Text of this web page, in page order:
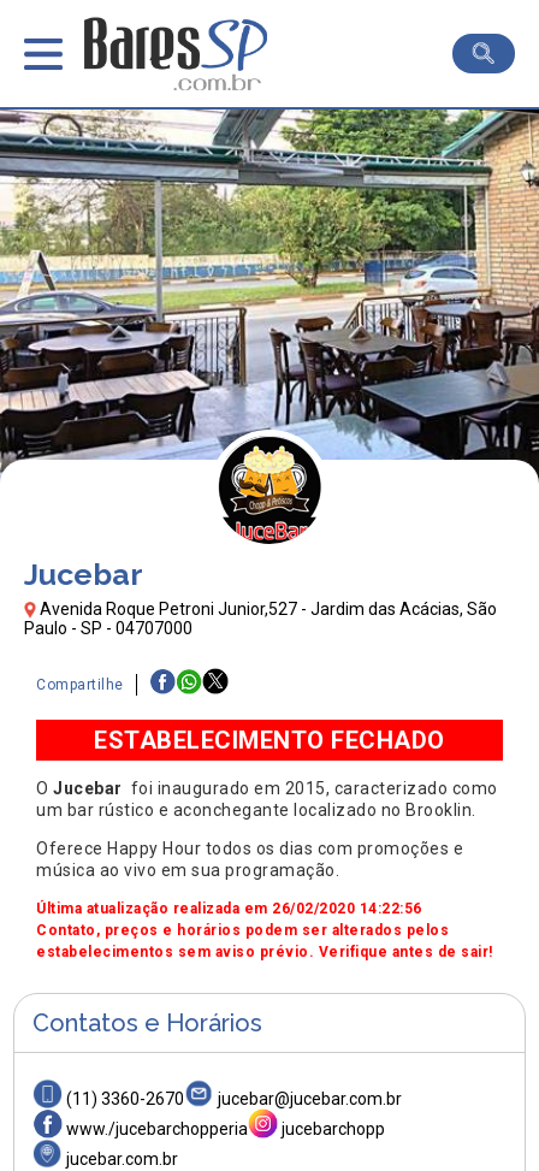
Jucebar
Avenida Roque Petroni Junior,527 - Jardim das Acácias, São
Paulo - SP - 04707000
Compartilhe
ESTABELECIMENTO FECHADO
O Jucebar foi inaugurado em 2015, caracterizado como
um bar rústico e aconchegante localizado no Brooklin.
Oferece Happy Hour todos os dias com promoções e
música ao vivo em sua programação.
Última atualização realizada em 26/02/2020 14:22:56
Contato, preços e horários podem ser alterados pelos
estabelecimentos sem aviso prévio. Verifique antes de sair!
Contatos e Horários
(11) 3360-2670
jucebar@jucebar.com.br
www./jucebarchopperia
jucebarchopp
jucebar.com.br